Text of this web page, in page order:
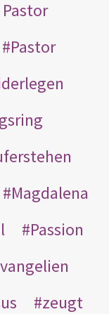
Pastor
Magdalena
Passion
zeugt